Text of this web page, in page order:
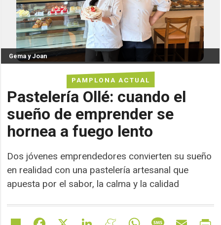
PAMPLONA ACTUAL
Pastelería Ollé: cuando el
sueño de emprender se
hornea a fuego lento
Dos jóvenes emprendedores convierten su sueño
en realidad con una pastelería artesanal que
apuesta por el sabor, la calma y la calidad
Gema y Joan
Share Facebook LinkedIn MeneameWhatsAppMessageEmail